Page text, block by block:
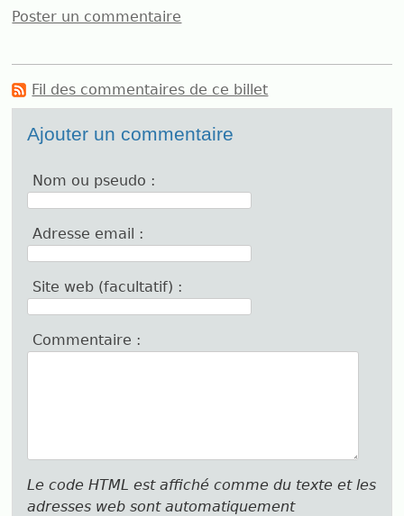
Poster un commentaire
Fil des commentaires de ce billet
Ajouter un commentaire
Nom ou pseudo :
Adresse email :
Site web (facultatif) :
Commentaire :
Le code HTML est affiché comme du texte et les
adresses web sont automatiquement